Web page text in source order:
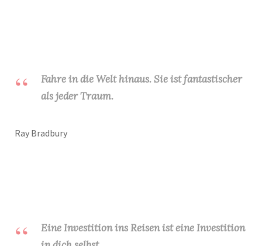
Fahre in die Welt hinaus. Sie ist fantastischer
als jeder Traum.
Ray Bradbury
Eine Investition ins Reisen ist eine Investition